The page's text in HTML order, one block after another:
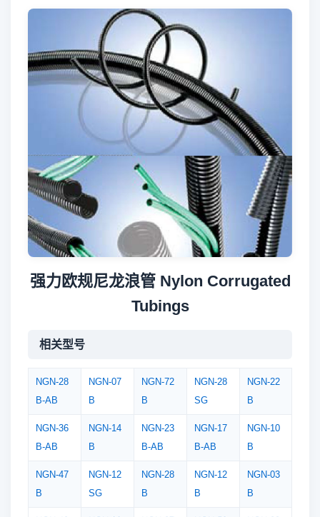
强力欧规尼龙浪管 Nylon Corrugated
Tubings
相关型号
NGN-28
B-AB
NGN-07
B
NGN-72
B
NGN-28
SG
NGN-22
B
NGN-36
B-AB
NGN-14
B
NGN-23
B-AB
NGN-17
B-AB
NGN-10
B
NGN-47
B
NGN-12
SG
NGN-28
B
NGN-12
B
NGN-03
B